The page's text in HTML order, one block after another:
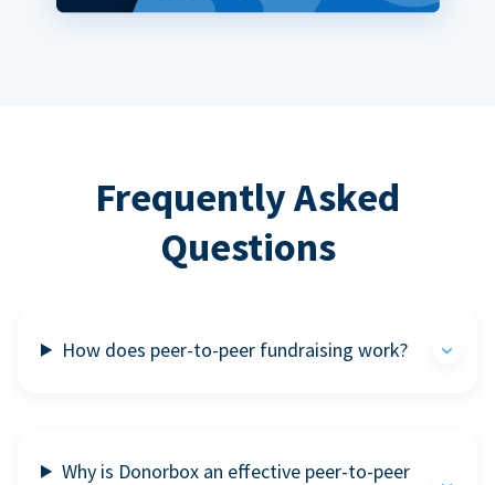
Frequently Asked
Questions
How does peer-to-peer fundraising work?
Why is Donorbox an effective peer-to-peer